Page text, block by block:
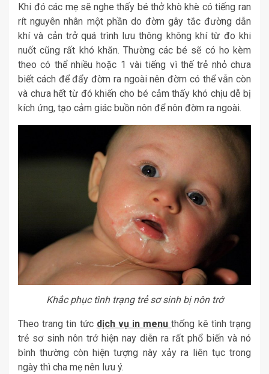
Khi đó các mẹ sẽ nghe thấy bé thở khò khè có tiếng ran
rít nguyên nhân một phần do đờm gây tắc đường dẫn
khí và cản trở quá trình lưu thông không khí từ đo khi
nuốt cũng rất khó khăn. Thường các bé sẽ có ho kèm
theo có thể nhiều hoặc 1 vài tiếng vì thế trẻ nhỏ chưa
biết cách để đẩy đờm ra ngoài nên đờm có thể vẫn còn
và chưa hết từ đó khiến cho bé cảm thấy khó chịu dễ bị
kích ứng, tạo cảm giác buồn nôn để nôn đờm ra ngoài.
Khắc phục tình trạng trẻ sơ sinh bị nôn trớ
Theo trang tin tức dịch vụ in menuthống kê tình trạng
trẻ sơ sinh nôn trớ hiện nay diễn ra rất phổ biến và nó
bình thường còn hiện tượng này xảy ra liên tục trong
ngày thì cha mẹ nên lưu ý.